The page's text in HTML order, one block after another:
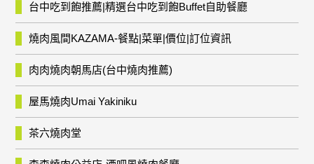
台中吃到飽推薦|精選台中吃到飽Buffet自助餐廳
燒肉風間KAZAMA-餐點|菜單|價位|訂位資訊
肉肉燒肉朝馬店(台中燒肉推薦)
屋馬燒肉Umai Yakiniku
茶六燒肉堂